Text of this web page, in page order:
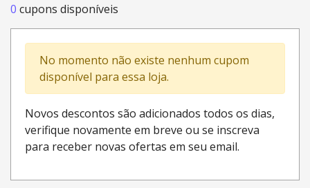
0 cupons disponíveis
No momento não existe nenhum cupom
disponível para essa loja.
Novos descontos são adicionados todos os dias,
verifique novamente em breve ou se inscreva
para receber novas ofertas em seu email.